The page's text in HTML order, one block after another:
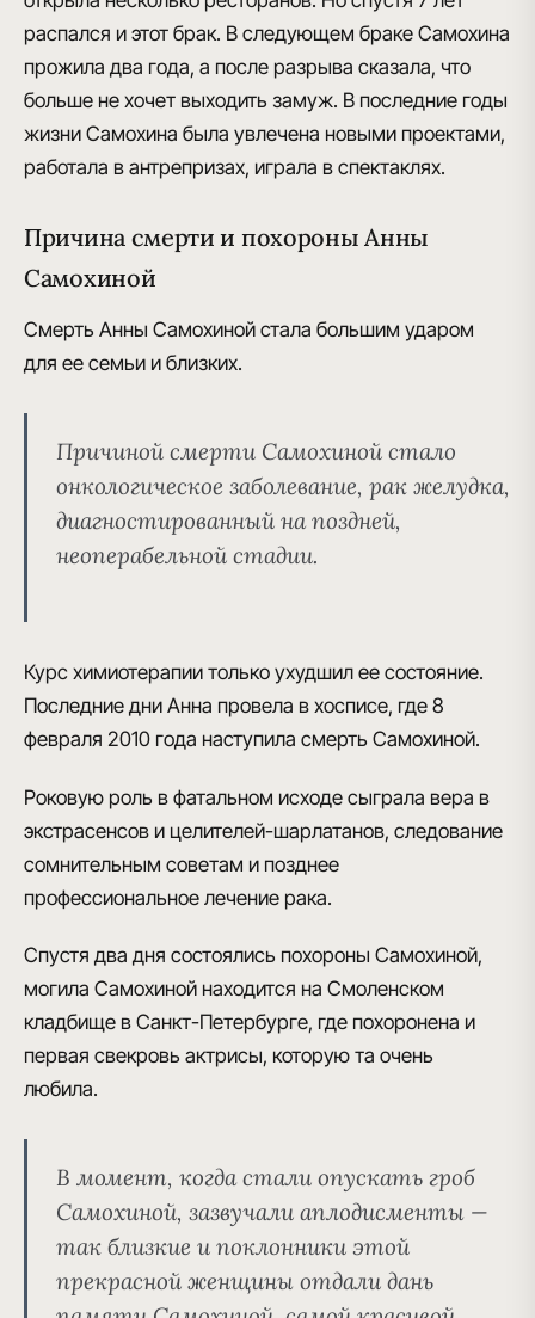
распался и этот брак. В следующем браке Самохина
прожила два года, а после разрыва сказала, что
больше не хочет выходить замуж. В последние годы
жизни Самохина была увлечена новыми проектами,
работала в антрепризах, играла в спектаклях.
Причина смерти и похороны Анны
Самохиной
Смерть Анны Самохиной стала большим ударом
для ее семьи и близких.
Причиной смерти Самохиной стало
онкологическое заболевание, рак желудка,
диагностированный на поздней,
неоперабельной стадии.
Курс химиотерапии только ухудшил ее состояние.
Последние дни Анна провела в хосписе, где 8
февраля 2010 года наступила смерть Самохиной.
Роковую роль в фатальном исходе сыграла вера в
экстрасенсов и целителей-шарлатанов, следование
сомнительным советам и позднее
профессиональное лечение рака.
Спустя два дня состоялись похороны Самохиной,
могила Самохиной находится на Смоленском
кладбище в Санкт-Петербурге, где похоронена и
первая свекровь актрисы, которую та очень
любила.
В момент, когда стали опускать гроб
Самохиной, зазвучали аплодисменты —
так близкие и поклонники этой
прекрасной женщины отдали дань